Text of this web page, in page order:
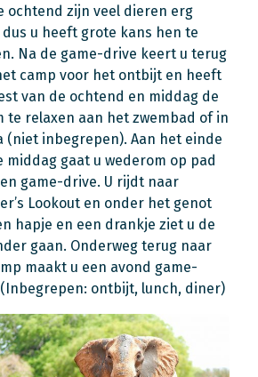
ochtend zijn veel dieren erg
dus u heeft grote kans hen te
Na de game-drive keert u terug
camp voor het ontbijt en heeft
van de ochtend en middag de
te relaxen aan het zwembad of in
(niet inbegrepen). Aan het einde
middag gaat u wederom op pad
game-drive. U rijdt naar
Lookout en onder het genot
hapje en een drankje ziet u de
gaan. Onderweg terug naar
maakt u een avond game-
ontbijt, lunch, diner)